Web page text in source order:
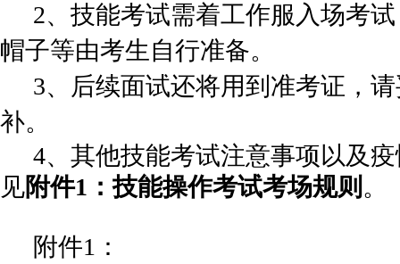
2、技能考试需着工作服入场考
帽子等由考生自行准备。
3、后续面试还将用到准考证，
补。
4、其他技能考试注意事项以及
见附件1：技能操作考试考场规则 。
附件1：